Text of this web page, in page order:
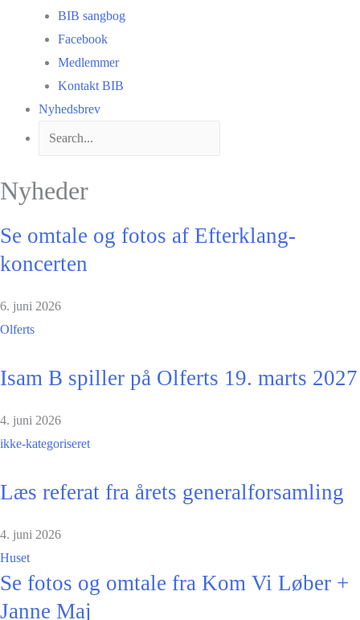
BIB sangbog
Facebook
Medlemmer
Kontakt BIB
Nyhedsbrev
Nyheder
Se omtale og fotos af Efterklang-
koncerten
6. juni 2026
Olferts
Isam B spiller på Olferts 19. marts 2027
4. juni 2026
ikke-kategoriseret
Læs referat fra årets generalforsamling
4. juni 2026
Huset
Se fotos og omtale fra Kom Vi Løber +
Janne Maj